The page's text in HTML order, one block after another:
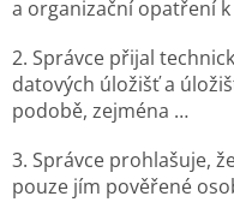
a organizační opatření
2. Správce přijal
datových úložišť a
podobě, zejména …
3. Správce prohlašuje,
pouze jím pověřené